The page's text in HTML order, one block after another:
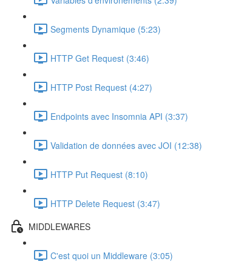
Segments Dynamique (5:23)
HTTP Get Request (3:46)
HTTP Post Request (4:27)
Endpoints avec Insomnia API (3:37)
Validation de données avec JOI (12:38)
HTTP Put Request (8:10)
HTTP Delete Request (3:47)
MIDDLEWARES
C'est quoi un Middleware (3:05)